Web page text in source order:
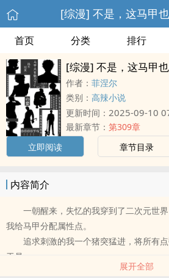
[综漫] 不是，这马甲
首页 分类 排行
[综漫] 不是，这马甲
作者： 菲涅尔
类别： 高辣小说
更新时间： 2025-09-10
最新章节： 第309章
立即阅读
章节目录
内容简介
一朝醒来，失忆的我穿到了二次元世界
我给马甲分配属性点。
追求刺激的我一个猪突猛进，将所有点
于是——
马甲一号：谢邀，人在咒回，智力为0
展开全部